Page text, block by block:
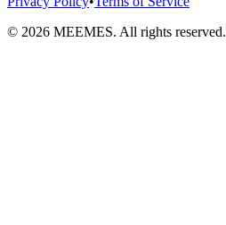
© 2026 MEEMES. All rights reserved.